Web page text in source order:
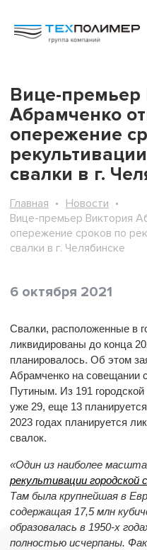
Вице-премьер
Абрамченко
опережение
свалки в г.
Главная
Новости
Вице-премьер Виктория
опережение сроков по
свалки в г. Челябинске
6 октября 2021
Свалки, расположенные в
ликвидированы до конца
планировалось. Об этом
Абрамченко на совещании
Путиным. Из 191
уже 29, еще 13
2023 годах планируется
свалок.
«Один из наиболее
рекультивации городской
Там была крупнейшая в
содержащая 17,5 млн
образовалась в 1950-х
полностью исчерпаны.